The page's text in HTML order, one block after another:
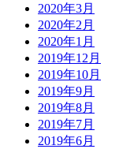
2020年3月
2020年2月
2020年1月
2019年12月
2019年10月
2019年9月
2019年8月
2019年7月
2019年6月